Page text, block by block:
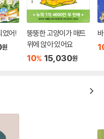
해서. 그런데 언제까지 이렇게
? 돌이 너무 어리다면 다섯 살
때쯤? 끝이 보이지 않는 길 위
호르는 그 길로 계속 가면 안 된
희생하는 건 진정한 사랑도, 행
지속 가능한 사랑을 주고받아
형을 유지한단 말인가?
의 손을 잡아끈 아이의 손을 귀
었어!
원
뚱뚱한 고양이가 매트
위에 앉아 있어요
10% 15,030원